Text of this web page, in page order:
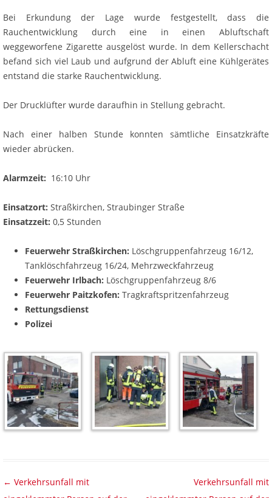
Bei Erkundung der Lage wurde festgestellt, dass die
Rauchentwicklung durch eine in einen Abluftschaft
weggeworfene Zigarette ausgelöst wurde. In dem Kellerschacht
befand sich viel Laub und aufgrund der Abluft eine Kühlgerätes
entstand die starke Rauchentwicklung.
Der Drucklüfter wurde daraufhin in Stellung gebracht.
Nach einer halben Stunde konnten sämtliche Einsatzkräfte
wieder abrücken.
Alarmzeit: 16:10 Uhr
Einsatzort: Straßkirchen, Straubinger Straße
Einsatzzeit: 0,5 Stunden
Feuerwehr Straßkirchen: Löschgruppenfahrzeug 16/12,
Tanklöschfahrzeug 16/24, Mehrzweckfahrzeug
Feuerwehr Irlbach: Löschgruppenfahrzeug 8/6
Feuerwehr Paitzkofen: Tragkraftspritzenfahrzeug
Rettungsdienst
Polizei
Beitragsnavigation
← Verkehrsunfall mit
Verkehrsunfall mit